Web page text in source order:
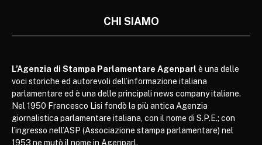
CHI SIAMO
L’Agenzia di Stampa Parlamentare Agenparl è una delle
voci storiche ed autorevoli dell’informazione italiana
parlamentare ed è una delle principali news company italiane.
Nel 1950 Francesco Lisi fondò la più antica Agenzia
giornalistica parlamentare italiana, con il nome di S.P.E.; con
l’ingresso nell’ASP (Associazione stampa parlamentare) nel
1953 ne mutò il nome in Agenparl.